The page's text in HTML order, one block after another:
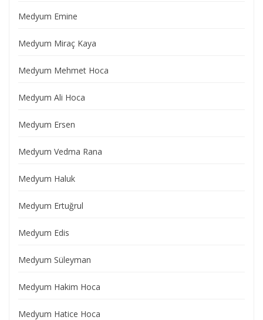
Medyum Emine
Medyum Miraç Kaya
Medyum Mehmet Hoca
Medyum Ali Hoca
Medyum Ersen
Medyum Vedma Rana
Medyum Haluk
Medyum Ertuğrul
Medyum Edis
Medyum Süleyman
Medyum Hakim Hoca
Medyum Hatice Hoca